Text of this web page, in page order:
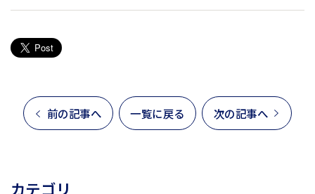
前の記事へ 一覧に戻る 次の記事へ
カテゴリ